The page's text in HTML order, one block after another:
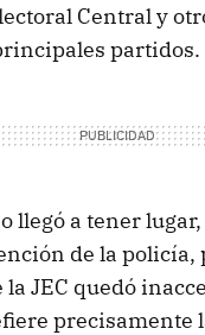
Central y
partidos.
llegó a tener
de la policía,
la JEC quedó
precisamente